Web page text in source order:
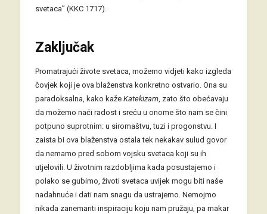
svetaca” (KKC 1717).
Zaključak
Promatrajući živote svetaca, možemo vidjeti kako izgleda
čovjek koji je ova blaženstva konkretno ostvario. Ona su
paradoksalna, kako kaže Katekizam, zato što obećavaju
da možemo naći radost i sreću u onome što nam se čini
potpuno suprotnim: u siromaštvu, tuzi i progonstvu. I
zaista bi ova blaženstva ostala tek nekakav sulud govor
da nemamo pred sobom vojsku svetaca koji su ih
utjelovili. U životnim razdobljima kada posustajemo i
polako se gubimo, životi svetaca uvijek mogu biti naše
nadahnuće i dati nam snagu da ustrajemo. Nemojmo
nikada zanemariti inspiraciju koju nam pružaju, pa makar